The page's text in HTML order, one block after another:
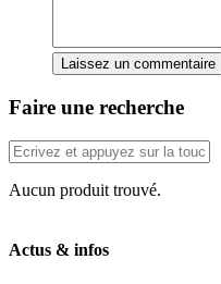
Laissez un commentaire
Faire une recherche
Aucun produit trouvé.
Actus & infos